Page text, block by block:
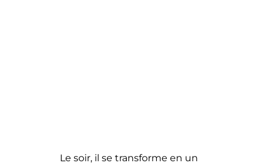
Le soir, il se transforme en un